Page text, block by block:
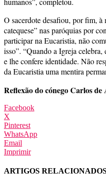
O sacerdote desafiou, por fim, à
catequese” nas paróquias por
participar na Eucaristia, não
isso”. “Quando a Igreja celebra,
e lhe confere identidade. Não
da Eucaristia uma mentira
Reflexão do cónego Carlos
Facebook
X
Pinterest
WhatsApp
Email
Imprimir
ARTIGOS